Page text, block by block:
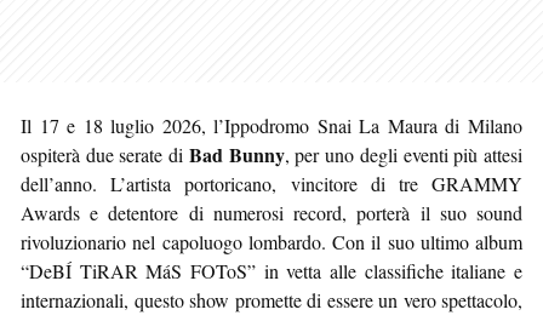
Il 17 e 18 luglio 2026, l’Ippodromo Snai La Maura di Milano
ospiterà due serate di Bad Bunny, per uno degli eventi più attesi
dell’anno. L’artista portoricano, vincitore di tre GRAMMY
Awards e detentore di numerosi record, porterà il suo sound
rivoluzionario nel capoluogo lombardo. Con il suo ultimo album
“DeBÍ TiRAR MáS FOToS” in vetta alle classifiche italiane e
internazionali, questo show promette di essere un vero spettacolo,